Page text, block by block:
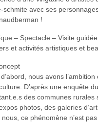
schmite avec ses
!
– Spectacle – Visite
et activités artistiques et
nous avons
D’après une enquête
des communes
photos, des galeries
nous, ce phénomène n’est